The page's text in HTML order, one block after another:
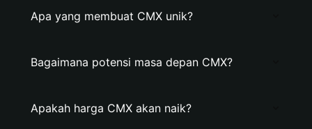
Apa yang membuat CMX unik?
Bagaimana potensi masa depan CMX?
Apakah harga CMX akan naik?